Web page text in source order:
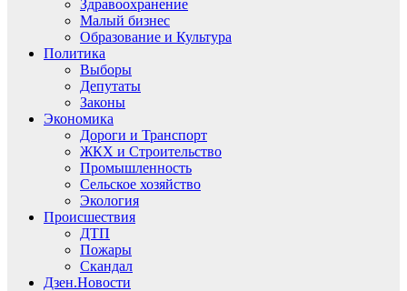
Здравоохранение
Малый бизнес
Образование и Культура
Политика
Выборы
Депутаты
Законы
Экономика
Дороги и Транспорт
ЖКХ и Строительство
Промышленность
Сельское хозяйство
Экология
Происшествия
ДТП
Пожары
Скандал
Дзен.Новости